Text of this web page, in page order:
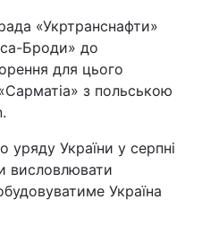
«Укртранснафти»
Броди» до
для цього
з польською
уряду України у серпні
висловлювати
Україна